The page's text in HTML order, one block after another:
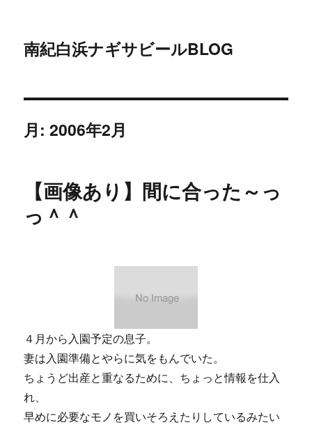
南紀白浜ナギサビールBLOG
月:2006年2月
【画像あり】間に合った～っ
っ＾＾
４月から入園予定の息子。
妻は入園準備とやらに気をもんでいた。
ちょうど出産と重なるために、ちょっと情報を仕入
れ、
早めに必要なモノを買いそろえたりしているみたい